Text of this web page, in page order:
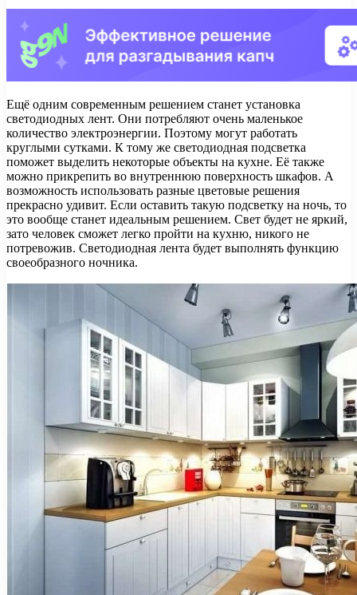
Ещё одним современным решением станет установка
светодиодных лент. Они потребляют очень маленькое
количество электроэнергии. Поэтому могут работать
круглыми сутками. К тому же светодиодная подсветка
поможет выделить некоторые объекты на кухне. Её также
можно прикрепить во внутреннюю поверхность шкафов. А
возможность использовать разные цветовые решения
прекрасно удивит. Если оставить такую подсветку на ночь, то
это вообще станет идеальным решением. Свет будет не яркий,
зато человек сможет легко пройти на кухню, никого не
потревожив. Светодиодная лента будет выполнять функцию
своеобразного ночника.